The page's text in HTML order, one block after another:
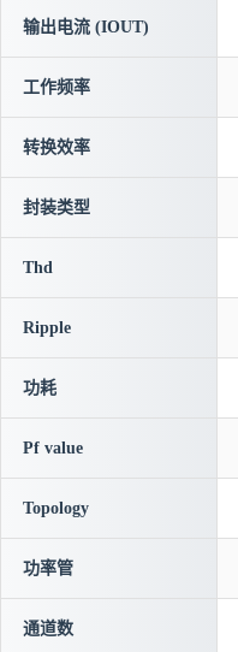
输出电流 (IOUT)
工作频率
转换效率
封装类型
Thd
Ripple
功耗
Pf value
Topology
功率管
通道数